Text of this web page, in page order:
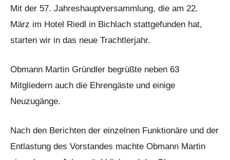
Mit der 57. Jahreshauptversammlung, die am 22.
März im Hotel Riedl in Bichlach stattgefunden hat,
starten wir in das neue Trachtlerjahr.
Obmann Martin Gründler begrüßte neben 63
Mitgliedern auch die Ehrengäste und einige
Neuzugänge.
Nach den Berichten der einzelnen Funktionäre und der
Entlastung des Vorstandes machte Obmann Martin